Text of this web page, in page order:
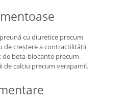
cu diuretice precum
de creștere a contractilității
beta-blocante precum
calciu precum verapamil.